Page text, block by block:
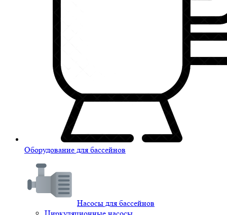
Оборудование для бассейнов
Насосы для бассейнов